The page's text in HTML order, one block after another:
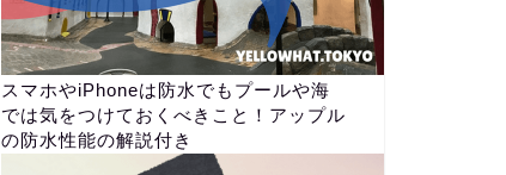
スマホやiPhoneは防水でもプールや海
では気をつけておくべきこと！アップル
の防水性能の解説付き